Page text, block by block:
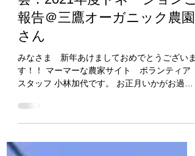
新春いじり隊・シェア畑説明
会：2021年度ドネーションご
報告＠三鷹オーガニック農園
さん
みなさま 新年あけましておめでとうございま
しでしょうか。 おせち、おもち召しあがりま
ほど違いがあって、おもしろいですよね。...